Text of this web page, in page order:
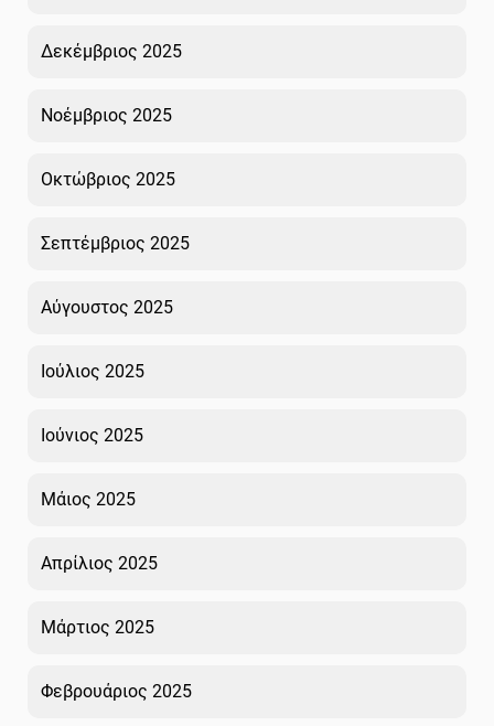
Δεκέμβριος 2025
Νοέμβριος 2025
Οκτώβριος 2025
Σεπτέμβριος 2025
Αύγουστος 2025
Ιούλιος 2025
Ιούνιος 2025
Μάιος 2025
Απρίλιος 2025
Μάρτιος 2025
Φεβρουάριος 2025